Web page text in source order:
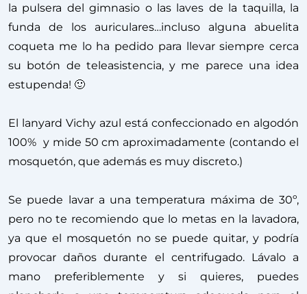
la pulsera del gimnasio o las laves de la taquilla, la
funda de los auriculares…incluso alguna abuelita
coqueta me lo ha pedido para llevar siempre cerca
su botón de teleasistencia, y me parece una idea
estupenda! 🙂
El lanyard Vichy azul está confeccionado en algodón
100% y mide 50 cm aproximadamente (contando el
mosquetón, que además es muy discreto.)
Se puede lavar a una temperatura máxima de 30º,
pero no te recomiendo que lo metas en la lavadora,
ya que el mosquetón no se puede quitar, y podría
provocar daños durante el centrifugado. Lávalo a
mano preferiblemente y si quieres, puedes